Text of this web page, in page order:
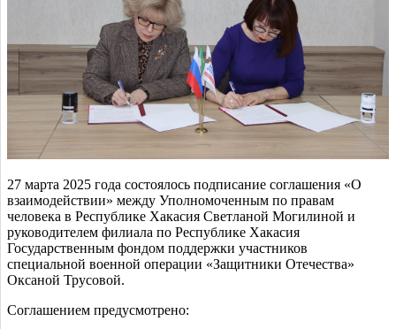
27 марта 2025 года состоялось подписание соглашения «О
взаимодействии» между Уполномоченным по правам
человека в Республике Хакасия Светланой Могилиной и
руководителем филиала по Республике Хакасия
Государственным фондом поддержки участников
специальной военной операции «Защитники Отечества»
Оксаной Трусовой.
Соглашением предусмотрено: